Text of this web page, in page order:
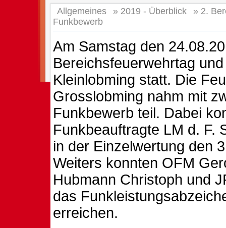
Allgemeines » 2019 - Überblick » 2.
Funkbewerb
Am Samstag den
Bereichsfeuerwehrtag
Kleinlobming statt. Die
Grosslobming nahm mit
Funkbewerb teil. Dabei
Funkbeauftragte LM d. F.
in der Einzelwertung den
Weiters konnten OFM
Hubmann Christoph und
das
erreichen.